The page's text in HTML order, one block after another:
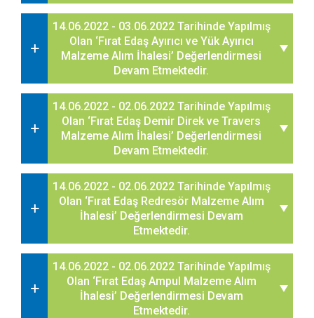
14.06.2022 - 03.06.2022 Tarihinde Yapılmış
Olan ‘Fırat Edaş Ayırıcı ve Yük Ayırıcı
Malzeme Alım İhalesi’ Değerlendirmesi
Devam Etmektedir.
14.06.2022 - 02.06.2022 Tarihinde Yapılmış
Olan ‘Fırat Edaş Demir Direk ve Travers
Malzeme Alım İhalesi’ Değerlendirmesi
Devam Etmektedir.
14.06.2022 - 02.06.2022 Tarihinde Yapılmış
Olan ‘Fırat Edaş Redresör Malzeme Alım
İhalesi’ Değerlendirmesi Devam
Etmektedir.
14.06.2022 - 02.06.2022 Tarihinde Yapılmış
Olan ‘Fırat Edaş Ampul Malzeme Alım
İhalesi’ Değerlendirmesi Devam
Etmektedir.